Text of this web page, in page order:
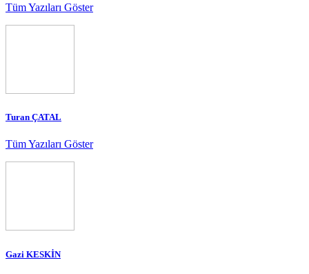
Tüm Yazıları Göster
Turan ÇATAL
Tüm Yazıları Göster
Gazi KESKİN